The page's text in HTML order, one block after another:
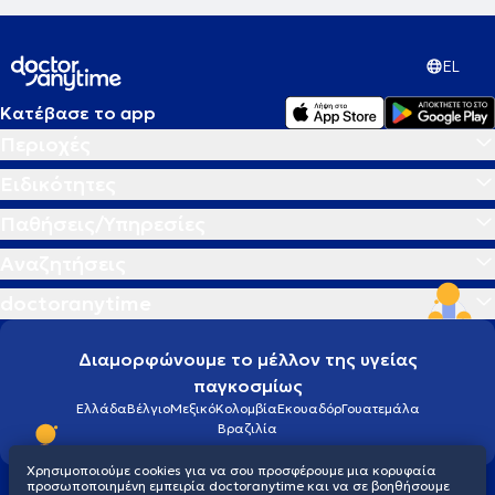
EL
Κατέβασε το app
Διαμορφώνουμε το μέλλον της υγείας
παγκοσμίως
ΕλλάδαΒέλγιοΜεξικόΚολομβίαΕκουαδόρΓουατεμάλα
Βραζιλία
Χρησιμοποιούμε cookies για να σου προσφέρουμε μια κορυφαία
προσωποποιημένη εμπειρία doctoranytime και να σε βοηθήσουμε